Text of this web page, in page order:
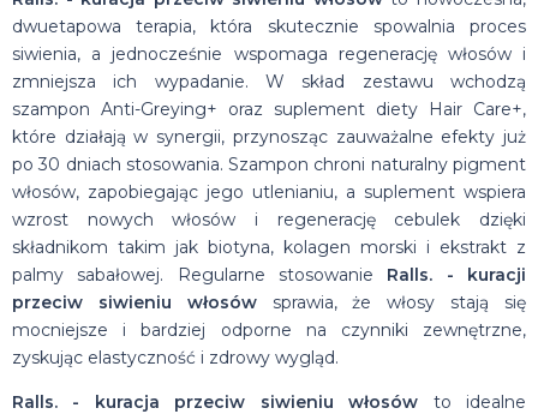
dwuetapowa terapia, która skutecznie spowalnia proces
siwienia, a jednocześnie wspomaga regenerację włosów i
zmniejsza ich wypadanie. W skład zestawu wchodzą
szampon Anti-Greying+ oraz suplement diety Hair Care+,
które działają w synergii, przynosząc zauważalne efekty już
po 30 dniach stosowania. Szampon chroni naturalny pigment
włosów, zapobiegając jego utlenianiu, a suplement wspiera
wzrost nowych włosów i regenerację cebulek dzięki
składnikom takim jak biotyna, kolagen morski i ekstrakt z
palmy sabałowej. Regularne stosowanie Ralls. - kuracji
przeciw siwieniu włosówsprawia, że włosy stają się
mocniejsze i bardziej odporne na czynniki zewnętrzne,
zyskując elastyczność i zdrowy wygląd.
Ralls. - kuracja przeciw siwieniu włosów to idealne